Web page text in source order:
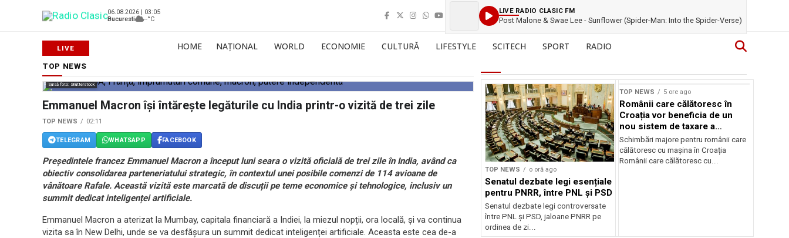
06.08.2026 | 03:05
Bucuresti
--°C
LIVE RADIO CLASIC FM
Post Malone & Swae Lee - Sunflower (Spider-Man: Into the Spider-Verse)
HOME NAȚIONAL WORLD ECONOMIE CULTURĂ LIFESTYLE SCITECH SPORT RADIO
TOP NEWS
Sursă foto: Shutterstock
Emmanuel Macron își întărește legăturile cu India printr-o vizită de trei zile
TOP NEWS 02:11
TELEGRAM WHATSAPP FACEBOOK
Președintele francez Emmanuel Macron a început luni seara o vizită oficială de trei zile în India, având ca
obiectiv consolidarea parteneriatului strategic, în contextul unei posibile comenzi de 114 avioane de
vânătoare Rafale. Această vizită este marcată de discuții pe teme economice și tehnologice, inclusiv un
summit dedicat inteligenței artificiale.
Emmanuel Macron a aterizat la Mumbay, capitala financiară a Indiei, la miezul nopții, ora locală, și va continua
vizita sa în New Delhi, unde se va desfășura un summit dedicat inteligenței artificiale. Aceasta este cea de-a
TOP NEWS o oră ago
Senatul dezbate legi esențiale
pentru PNRR, între PNL și PSD
Senatul dezbate legi controversate
între PNL și PSD, jaloane PNRR pe
ordinea de zi...
TOP NEWS 5 ore ago
Românii care călătoresc în
Croația vor beneficia de un
nou sistem de taxare a
autostrăzilor
Schimbări majore pentru românii care
călătoresc cu mașina în Croația
Românii care călătoresc cu...